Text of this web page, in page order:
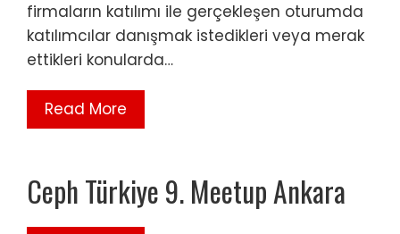
firmaların katılımı ile gerçekleşen oturumda
katılımcılar danışmak istedikleri veya merak
ettikleri konularda…
Read More
Ceph Türkiye 9. Meetup Ankara